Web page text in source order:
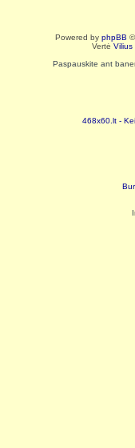
Powered by phpBB
Vertė Vilius
Paspauskite ant
468x60.lt -